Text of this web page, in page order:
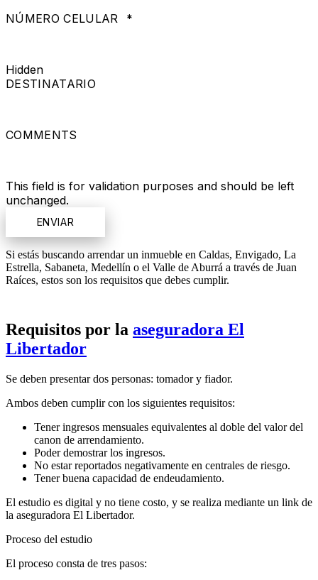
NÚMERO CELULAR *
Hidden
DESTINATARIO
COMMENTS
This field is for validation purposes and should be left
unchanged.
Si estás buscando arrendar un inmueble en Caldas, Envigado, La
Estrella, Sabaneta, Medellín o el Valle de Aburrá a través de Juan
Raíces, estos son los requisitos que debes cumplir.
Requisitos por la aseguradora El
Libertador
Se deben presentar dos personas: tomador y fiador.
Ambos deben cumplir con los siguientes requisitos:
Tener ingresos mensuales equivalentes al doble del valor del
canon de arrendamiento.
Poder demostrar los ingresos.
No estar reportados negativamente en centrales de riesgo.
Tener buena capacidad de endeudamiento.
El estudio es digital y no tiene costo, y se realiza mediante un link de
la aseguradora El Libertador.
Proceso del estudio
El proceso consta de tres pasos: